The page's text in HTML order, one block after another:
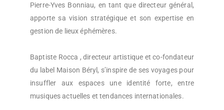
Pierre-Yves Bonniau, en tant que directeur général,
apporte sa vision stratégique et son expertise en
gestion de lieux éphémères.
Baptiste Rocca , directeur artistique et co-fondateur
du label Maison Béryl, s’inspire de ses voyages pour
insuffler aux espaces une identité forte, entre
musiques actuelles et tendances internationales.